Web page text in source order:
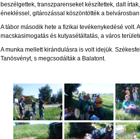
beszélgettek, transzparenseket készítettek, dalt
énekléssel, gitározással köszöntötték a
A tábor második hete a fizikai tevékenykedésé volt.
macskasimogatás és kutyasétáltatás, a város
A munka mellett kirándulásra is volt idejük.
Tanösvényt, s megcsodálták a Balatont.